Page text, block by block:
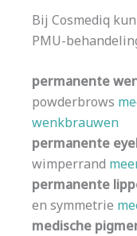
Bij Cosmediq
PMU-
permanente
powderbrows
wenkbrauwen
permanente
wimperrand
permanente
en symmetrie
medische